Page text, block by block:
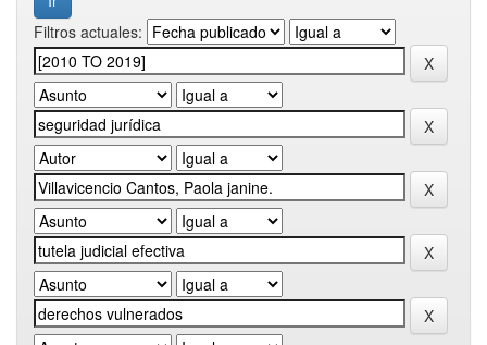
Filtros actuales: